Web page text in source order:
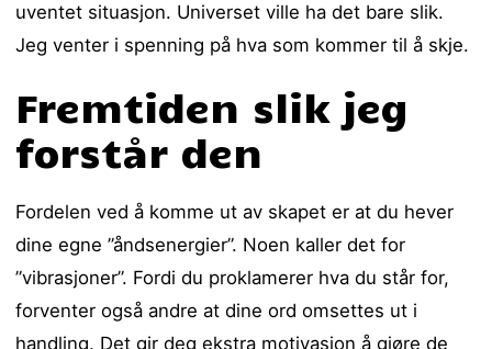
uventet situasjon. Universet ville ha det bare slik.
Jeg venter i spenning på hva som kommer til å skje.
Fremtiden slik jeg
forstår den
Fordelen ved å komme ut av skapet er at du hever
dine egne ”åndsenergier”. Noen kaller det for
”vibrasjoner”. Fordi du proklamerer hva du står for,
forventer også andre at dine ord omsettes ut i
handling. Det gir deg ekstra motivasjon å gjøre de